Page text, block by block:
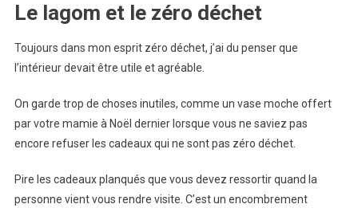
Le lagom et le zéro déchet
Toujours dans mon esprit zéro déchet, j’ai du penser que
l’intérieur devait être utile et agréable.
On garde trop de choses inutiles, comme un vase moche offert
par votre mamie à Noël dernier lorsque vous ne saviez pas
encore refuser les cadeaux qui ne sont pas zéro déchet.
Pire les cadeaux planqués que vous devez ressortir quand la
personne vient vous rendre visite. C’est un encombrement